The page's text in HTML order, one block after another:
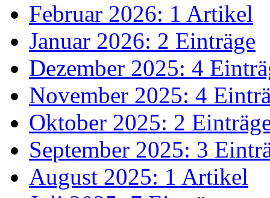
Februar 2026: 1 Artikel
Januar 2026: 2 Einträge
Dezember 2025: 4
November 2025: 4
Oktober 2025: 2
September 2025: 3
August 2025: 1 Artikel